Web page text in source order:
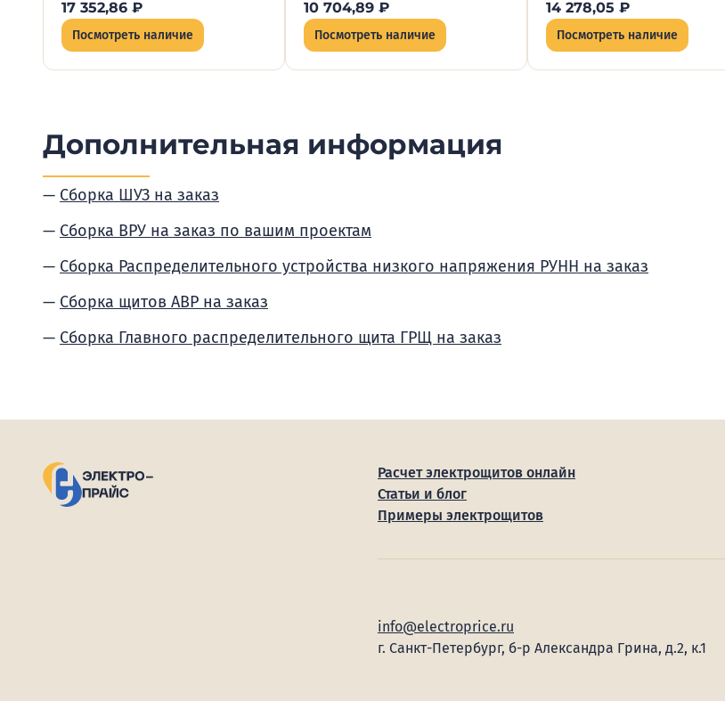
17 352,86 ₽
Посмотреть наличие
10 704,89 ₽
Посмотреть наличие
14 278,05 ₽
Посмотреть наличие
Дополнительная информация
Сборка ШУЗ на заказ
Сборка ВРУ на заказ по вашим проектам
Сборка Распределительного устройства низкого напряжения РУНН на заказ
Сборка щитов АВР на заказ
Сборка Главного распределительного щита ГРЩ на заказ
Расчет электрощитов онлайн
Статьи и блог
Примеры электрощитов
info@electroprice.ru
г. Санкт-Петербург, б-р Александра Грина, д.2, к.1